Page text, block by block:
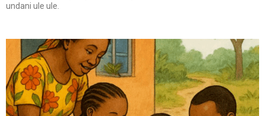
undani ule ule.